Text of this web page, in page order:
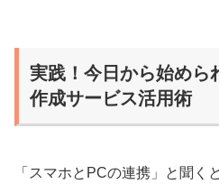
実践！今日から始めら
作成サービス活用術
「スマホとPCの連携」と聞く